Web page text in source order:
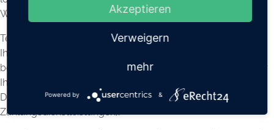
Webbrowser erfolgt.
Teilweise können auch Cookies von Drittunternehmen auf
Ihrem Endgerät gespeichert werden, wenn Sie unsere Seite
betreten (Third-Party-Cookies). Diese ermöglichen uns oder
Ihnen die Nutzung bestimmter Dienstleistungen des
Drittunternehmens (z.B. Cookies zur Abwicklung von
Zahlungsdienstleistungen).
Akzeptieren
Verweigern
mehr
Powered by &